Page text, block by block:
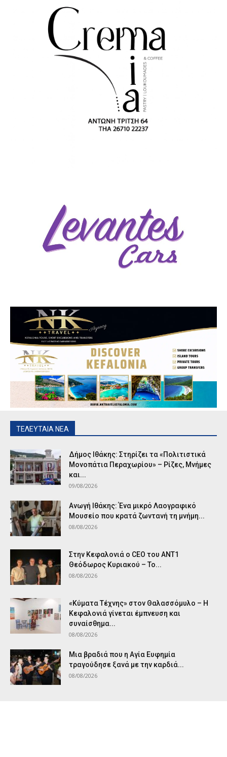
ΤΕΛΕΥΤΑΙΑ ΝΕΑ
Δήμος Ιθάκης: Στηρίζει τα «Πολιτιστικά
Μονοπάτια Περαχωρίου» – Ρίζες, Μνήμες
και...
09/08/2026
Ανωγή Ιθάκης: Ένα μικρό Λαογραφικό
Μουσείο που κρατά ζωντανή τη μνήμη...
08/08/2026
Στην Κεφαλονιά ο CEO του ANT1
Θεόδωρος Κυριακού – Το...
08/08/2026
«Κύματα Τέχνης» στον Θαλασσόμυλο – Η
Κεφαλονιά γίνεται έμπνευση και
συναίσθημα...
08/08/2026
Μια βραδιά που η Αγία Ευφημία
τραγούδησε ξανά με την καρδιά...
08/08/2026